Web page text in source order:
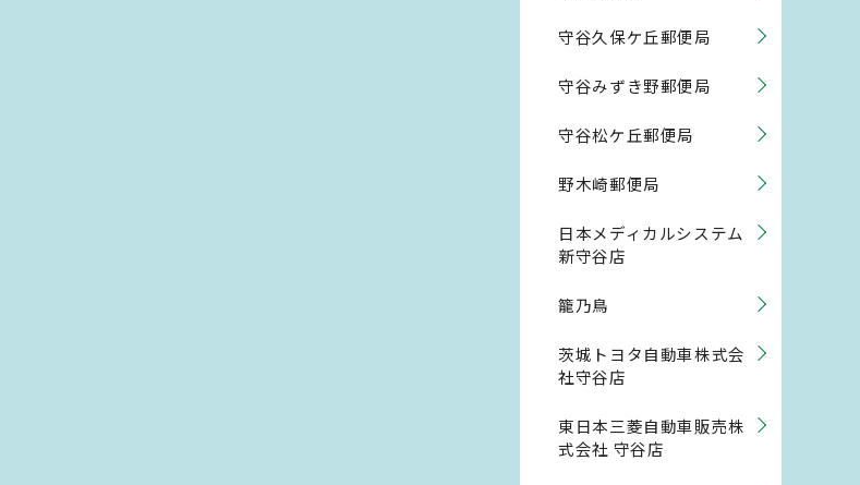
守谷久保ケ丘郵便局
守谷みずき野郵便局
守谷松ケ丘郵便局
野木崎郵便局
日本メディカルシステム
新守谷店
籠乃鳥
茨城トヨタ自動車株式会
社守谷店
東日本三菱自動車販売株
式会社 守谷店